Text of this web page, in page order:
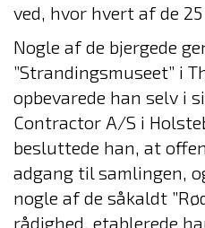
ved, hvor hvert af de
Nogle af de bjergede
”Strandingsmuseet” i
opbevarede han selv i
Contractor A/S i
besluttede han, at
adgang til samlingen,
nogle af de såkaldt
rådighed, etablerede